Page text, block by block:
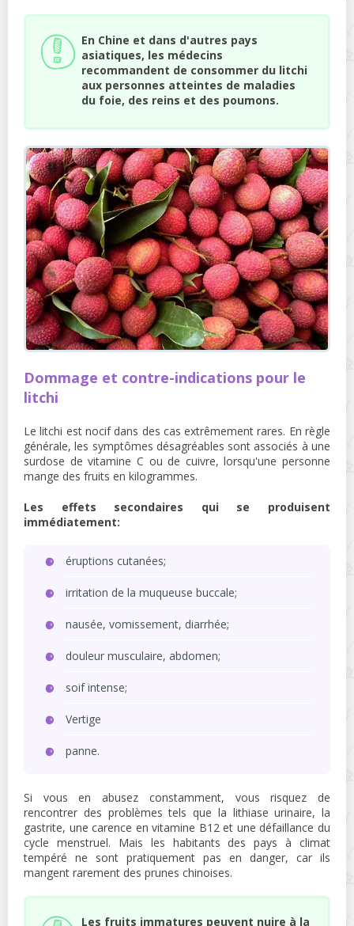
En Chine et dans d'autres pays
asiatiques, les médecins
recommandent de consommer du litchi
aux personnes atteintes de maladies
du foie, des reins et des poumons.
Dommage et contre-indications pour le
litchi
Le litchi est nocif dans des cas extrêmement rares. En règle
générale, les symptômes désagréables sont associés à une
surdose de vitamine C ou de cuivre, lorsqu'une personne
mange des fruits en kilogrammes.
Les effets secondaires qui se produisent
immédiatement:
éruptions cutanées;
irritation de la muqueuse buccale;
nausée, vomissement, diarrhée;
douleur musculaire, abdomen;
soif intense;
Vertige
panne.
Si vous en abusez constamment, vous risquez de
rencontrer des problèmes tels que la lithiase urinaire, la
gastrite, une carence en vitamine B12 et une défaillance du
cycle menstruel. Mais les habitants des pays à climat
tempéré ne sont pratiquement pas en danger, car ils
mangent rarement des prunes chinoises.
Les fruits immatures peuvent nuire à la